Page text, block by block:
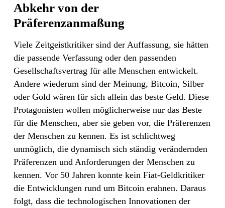
Abkehr von der
Präferenzanmaßung
Viele Zeitgeistkritiker sind der Auffassung, sie hätten
die passende Verfassung oder den passenden
Gesellschaftsvertrag für alle Menschen entwickelt.
Andere wiederum sind der Meinung, Bitcoin, Silber
oder Gold wären für sich allein das beste Geld. Diese
Protagonisten wollen möglicherweise nur das Beste
für die Menschen, aber sie geben vor, die Präferenzen
der Menschen zu kennen. Es ist schlichtweg
unmöglich, die dynamisch sich ständig verändernden
Präferenzen und Anforderungen der Menschen zu
kennen. Vor 50 Jahren konnte kein Fiat-Geldkritiker
die Entwicklungen rund um Bitcoin erahnen. Daraus
folgt, dass die technologischen Innovationen der